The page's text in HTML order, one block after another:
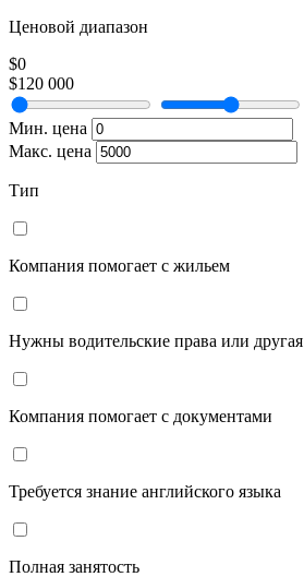
Ценовой диапазон
$0
$120 000
Мин. цена
Макс. цена
Тип
Компания помогает с жильем
Нужны водительские права или
Компания помогает с документами
Требуется знание английского языка
Полная занятость